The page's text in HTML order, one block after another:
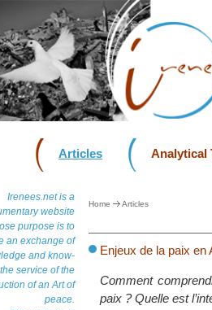
Articles Analytical
Irenees.net is a
website
purpose is to
an exchange of
and know-
service of the
of an Art of
peace.
Home Articles
Enjeux de la paix
Comment
paix ? Quelle est